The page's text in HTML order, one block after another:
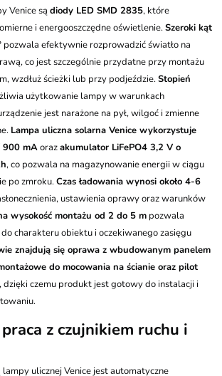
Venice są diody LED SMD 2835, które
i energooszczędne oświetlenie.Szeroki kąt
pozwala efektywnie rozprowadzić światło na
co jest szczególnie przydatne przy montażu
wzdłuż ścieżki lub przy podjeździe.Stopień
użytkowanie lampy w warunkach
jest narażone na pył, wilgoć i zmienne
Lampa uliczna solarna Venice wykorzystuje
900 mAorazakumulator LiFePO4 3,2 V o
, co pozwala na magazynowanie energii w ciągu
po zmroku.Czas ładowania wynosi około 4-6
ustawienia oprawy oraz warunków
wysokość montażu od 2 do 5 m pozwala
charakteru obiektu i oczekiwanego zasięgu
znajdują się oprawa z wbudowanym panelem
do mocowania na ścianie oraz pilot
, dzięki czemu produkt jest gotowy do instalacji i
z czujnikiem ruchu i
ulicznej Venice jest automatyczne